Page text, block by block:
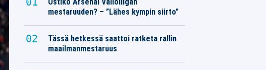
mestaruuden? – ”Lähes kympin siirto”
Tässä hetkessä saattoi ratketa rallin
maailmanmestaruus